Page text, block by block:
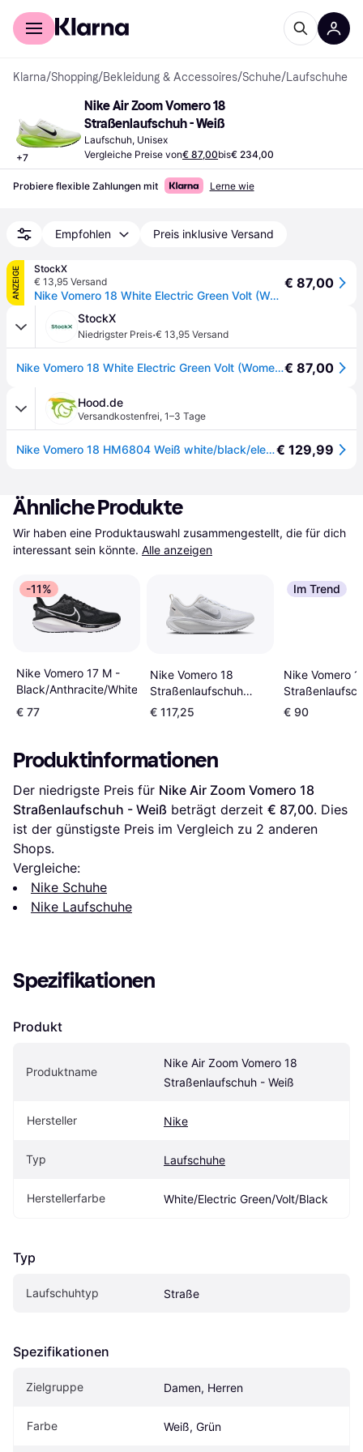
Für Shopper
Klarna/Shopping/Bekleidung & Accessoires/Schuhe/Laufschuhe
+7
Nike Air Zoom Vomero 18
Straßenlaufschuh - Weiß
Laufschuh, Unisex
Vergleiche Preise von€ 87,00bis€ 234,00
Probiere flexible Zahlungen mit Lerne wie
Empfohlen Preis inklusive Versand
ANZEIGE
StockX
€ 13,95 Versand
Nike Vomero 18 White Electric Green Volt (Women's)
€ 87,00
StockX
Niedrigster Preis·€ 13,95 Versand
Nike Vomero 18 White Electric Green Volt (Women's)€ 87,00
Hood.de
Versandkostenfrei, 1–3 Tage
Nike Vomero 18 HM6804 Weiß white/black/electric 102€ 129,99
Ähnliche Produkte
Wir haben eine Produktauswahl zusammengestellt, die für dich
interessant sein könnte. Alle anzeigen
-11%
Nike Vomero 17 M -
Black/Anthracite/White
€ 77
Nike Vomero 18
Straßenlaufschuh
Damen - Weiß
€ 117,25
Im Trend
Nike Vomero
Damen -
€ 90
Produktinformationen
Der niedrigste Preis für Nike Air Zoom Vomero 18
Straßenlaufschuh - Weiß beträgt derzeit € 87,00. Dies
ist der günstigste Preis im Vergleich zu 2 anderen
Shops.
Vergleiche:
Nike Schuhe
Nike Laufschuhe
Spezifikationen
Produkt
Produktname
Nike Air Zoom Vomero 18
Straßenlaufschuh - Weiß
Hersteller Nike
Typ Laufschuhe
Herstellerfarbe White/Electric Green/Volt/Black
Typ
Laufschuhtyp Straße
Spezifikationen
Zielgruppe Damen, Herren
Farbe Weiß, Grün